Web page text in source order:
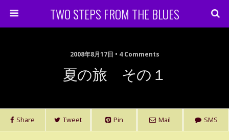
TWO STEPS FROM THE BLUES
2008年8月17日 • 4 Comments
夏の旅 その１
Share Tweet Pin Mail SMS